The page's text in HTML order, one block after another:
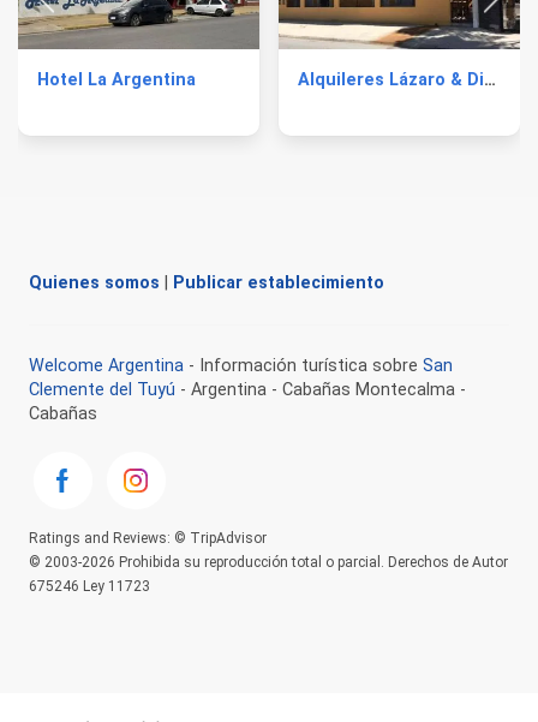
Hotel La Argentina Alquileres Lázaro & Diana
Quienes somos Publicar establecimiento
Welcome Argentina - Información turística sobre San
Clemente del Tuyú - Argentina - Cabañas Montecalma -
Cabañas
Ratings and Reviews: © TripAdvisor
© 2003-2026 Prohibida su reproducción total o parcial. Derechos de Autor
675246 Ley 11723